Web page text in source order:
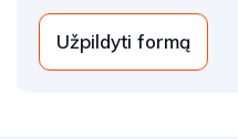
Užpildyti formą